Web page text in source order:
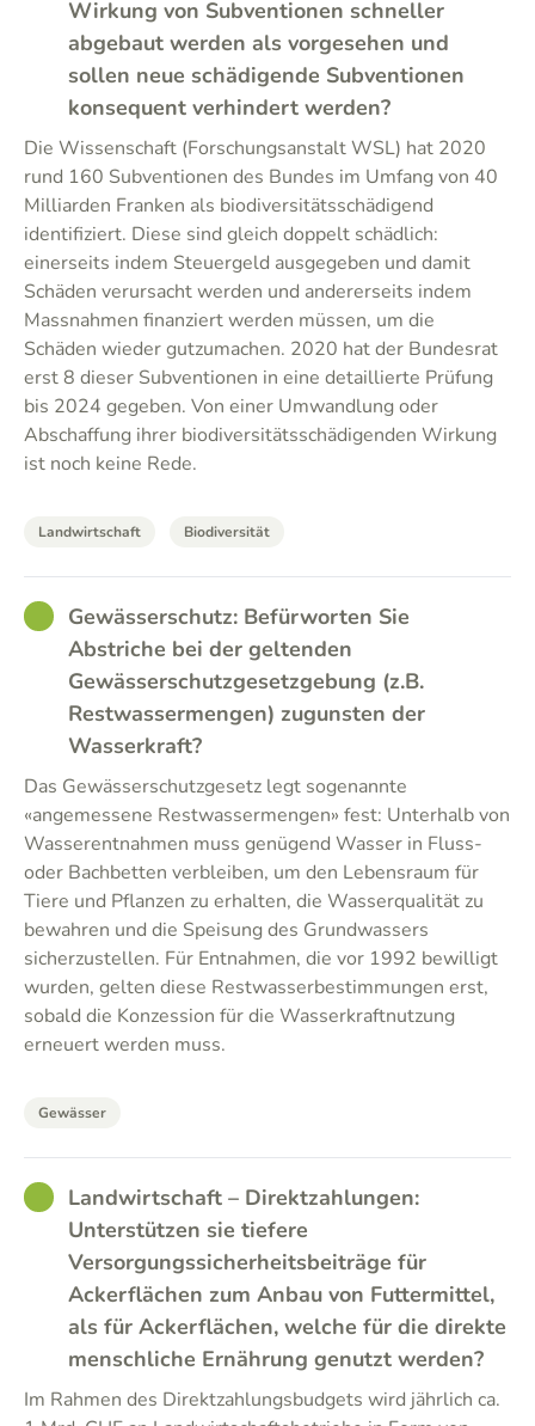
Wirkung von Subventionen schneller
abgebaut werden als vorgesehen und
sollen neue schädigende Subventionen
konsequent verhindert werden?
Die Wissenschaft (Forschungsanstalt WSL) hat 2020
rund 160 Subventionen des Bundes im Umfang von 40
Milliarden Franken als biodiversitätsschädigend
identifiziert. Diese sind gleich doppelt schädlich:
einerseits indem Steuergeld ausgegeben und damit
Schäden verursacht werden und andererseits indem
Massnahmen finanziert werden müssen, um die
Schäden wieder gutzumachen. 2020 hat der Bundesrat
erst 8 dieser Subventionen in eine detaillierte Prüfung
bis 2024 gegeben. Von einer Umwandlung oder
Abschaffung ihrer biodiversitätsschädigenden Wirkung
ist noch keine Rede.
Landwirtschaft Biodiversität
GOODGewässerschutz: Befürworten Sie
Abstriche bei der geltenden
Gewässerschutzgesetzgebung (z.B.
Restwassermengen) zugunsten der
Wasserkraft?
Das Gewässerschutzgesetz legt sogenannte
«angemessene Restwassermengen» fest: Unterhalb von
Wasserentnahmen muss genügend Wasser in Fluss-
oder Bachbetten verbleiben, um den Lebensraum für
Tiere und Pflanzen zu erhalten, die Wasserqualität zu
bewahren und die Speisung des Grundwassers
sicherzustellen. Für Entnahmen, die vor 1992 bewilligt
wurden, gelten diese Restwasserbestimmungen erst,
sobald die Konzession für die Wasserkraftnutzung
erneuert werden muss.
Gewässer
GOODLandwirtschaft – Direktzahlungen:
Unterstützen sie tiefere
Versorgungssicherheitsbeiträge für
Ackerflächen zum Anbau von Futtermittel,
als für Ackerflächen, welche für die direkte
menschliche Ernährung genutzt werden?
Im Rahmen des Direktzahlungsbudgets wird jährlich ca.